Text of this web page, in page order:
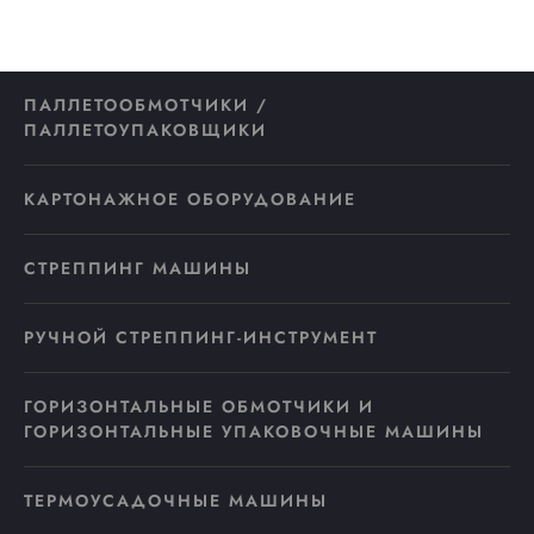
ПАЛЛЕТООБМОТЧИКИ /
ПАЛЛЕТОУПАКОВЩИКИ
КАРТОНАЖНОЕ ОБОРУДОВАНИЕ
СТРЕППИНГ МАШИНЫ
РУЧНОЙ СТРЕППИНГ-ИНСТРУМЕНТ
ГОРИЗОНТАЛЬНЫЕ ОБМОТЧИКИ И
ГОРИЗОНТАЛЬНЫЕ УПАКОВОЧНЫЕ МАШИНЫ
ТЕРМОУСАДОЧНЫЕ МАШИНЫ